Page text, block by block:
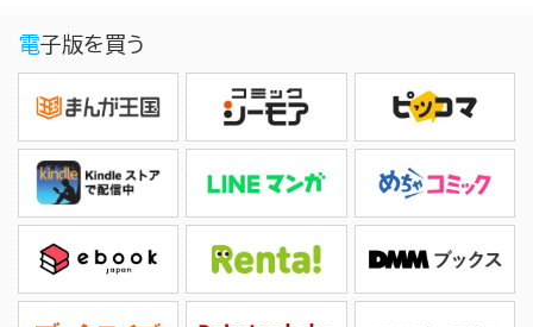
電子版を買う